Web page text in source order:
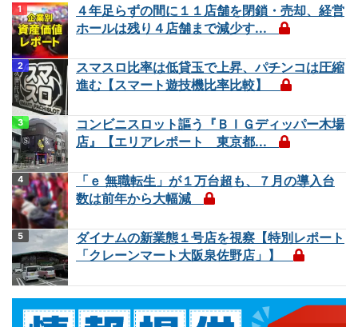
４年足らずの間に１１店舗を閉鎖・売却、経営
ホールは残り４店舗まで減少す...
スマスロ比率は低貸玉で上昇、パチンコは圧縮
進む【スマート遊技機比率比較】
コンビニスロット謳う『ＢＩＧディッパー木場
店』【エリアレポート 東京都...
「ｅ 無職転生」が１万台超も、７月の導入台
数は前年から大幅減
ダイナムの新業態１号店を視察【特別レポート
「クレーンマート大阪泉佐野店」】